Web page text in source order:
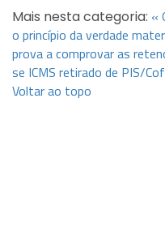
Mais nesta categoria: «
o princípio da verdade
prova a comprovar as
se ICMS retirado de PIS/
Voltar ao topo